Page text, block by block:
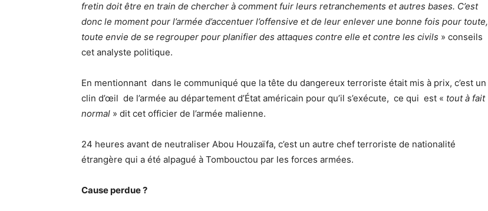
fretin doit être en train de chercher à comment fuir leurs retranchements et autres bases. C’est
donc le moment pour l’armée d’accentuer l’offensive et de leur enlever une bonne fois pour toute,
toute envie de se regrouper pour planifier des attaques contre elle et contre les civils » conseils
cet analyste politique.
En mentionnant dans le communiqué que la tête du dangereux terroriste était mis à prix, c’est un
clin d’œil de l’armée au département d’État américain pour qu’il s’exécute, ce qui est « tout à fait
normal » dit cet officier de l’armée malienne.
24 heures avant de neutraliser Abou Houzaïfa, c’est un autre chef terroriste de nationalité
étrangère qui a été alpagué à Tombouctou par les forces armées.
Cause perdue ?